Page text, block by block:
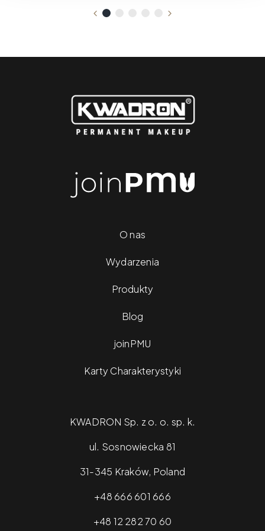
O nas
Wydarzenia
Produkty
Blog
joinPMU
Karty Charakterystyki
KWADRON Sp. z o. o. sp. k.
ul. Sosnowiecka 81
31-345 Kraków, Poland
+48 666 601 666
+48 12 282 70 60